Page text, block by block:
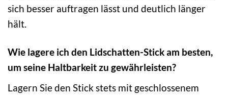
sich besser auftragen lässt und deutlich länger
hält.
Wie lagere ich den Lidschatten-Stick am besten,
um seine Haltbarkeit zu gewährleisten?
Lagern Sie den Stick stets mit geschlossenem